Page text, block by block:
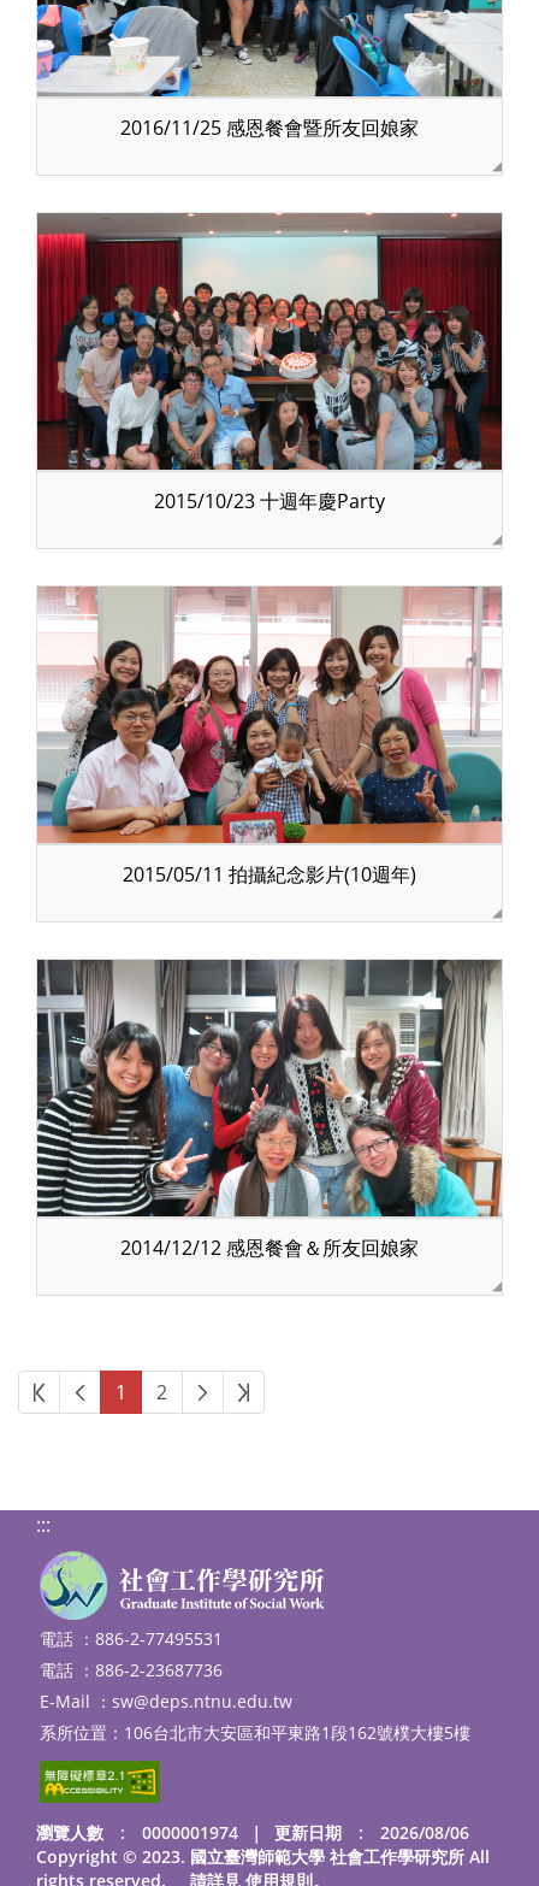
2016/11/25 感恩餐會暨所友回娘家
2015/10/23 十週年慶Party
2015/05/11 拍攝紀念影片(10週年)
2014/12/12 感恩餐會＆所友回娘家
第一頁上一頁
1 2 下一頁最後頁
:::
電話 ：886-2-77495531
電話 ：886-2-23687736
E-Mail ： sw@deps.ntnu.edu.tw
系所位置：106台北市大安區和平東路1段162號樸大樓5樓
瀏覽人數 : 0000001974 ｜
更新日期 : 2026/08/06
Copyright © 2023. 國立臺灣師範大學 社會工作學研究所 All
rights reserved. 請詳見 使用規則。